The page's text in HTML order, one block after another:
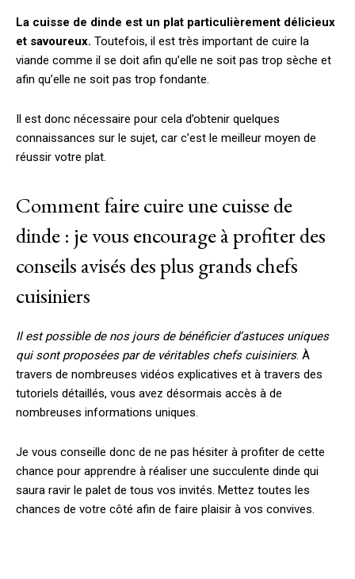
La cuisse de dinde est un plat particulièrement délicieux
et savoureux. Toutefois, il est très important de cuire la
viande comme il se doit afin qu’elle ne soit pas trop sèche et
afin qu’elle ne soit pas trop fondante.
Il est donc nécessaire pour cela d’obtenir quelques
connaissances sur le sujet, car c’est le meilleur moyen de
réussir votre plat.
Comment faire cuire une cuisse de
dinde : je vous encourage à profiter des
conseils avisés des plus grands chefs
cuisiniers
Il est possible de nos jours de bénéficier d’astuces uniques
qui sont proposées par de véritables chefs cuisiniers. À
travers de nombreuses vidéos explicatives et à travers des
tutoriels détaillés, vous avez désormais accès à de
nombreuses informations uniques.
Je vous conseille donc de ne pas hésiter à profiter de cette
chance pour apprendre à réaliser une succulente dinde qui
saura ravir le palet de tous vos invités. Mettez toutes les
chances de votre côté afin de faire plaisir à vos convives.